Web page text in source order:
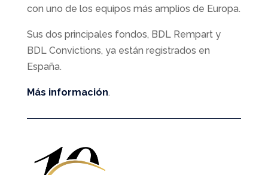
con uno de los equipos más amplios de Europa.
Sus dos principales fondos, BDL Rempart y
BDL Convictions, ya están registrados en
España.
Más información.